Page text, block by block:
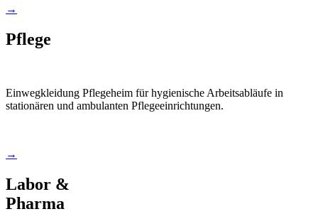
→
Pflege
Einwegkleidung Pflegeheim für hygienische Arbeitsabläufe in
stationären und ambulanten Pflegeeinrichtungen.
→
Labor &
Pharma